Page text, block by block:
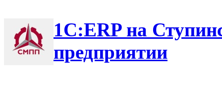
1С:ERP на
предприятии